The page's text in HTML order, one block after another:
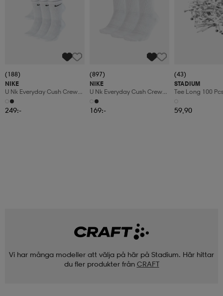
(188)
NIKE
U Nk Everyday Cush Crew
6pr-Bd
249:-
(897)
NIKE
U Nk Everyday Cush Crew
3pr
169:-
(43)
STADIUM
Tee Long 100
59,90
Vi har många modeller att välja på här på Stadium. Här hittar
du fler produkter från CRAFT